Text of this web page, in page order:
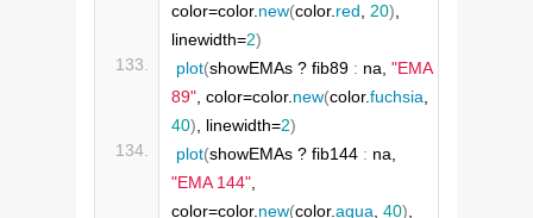
color=color.new(color.red, 20),
linewidth=2)
plot(showEMAs ? fib89 : na, "EMA
89", color=color.new(color.fuchsia
40), linewidth=2)
plot(showEMAs ? fib144 :
"EMA 144",
color=color.new(color.aqua, 40),